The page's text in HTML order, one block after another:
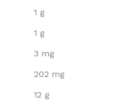
1 g
1 g
3 mg
202 mg
12 g